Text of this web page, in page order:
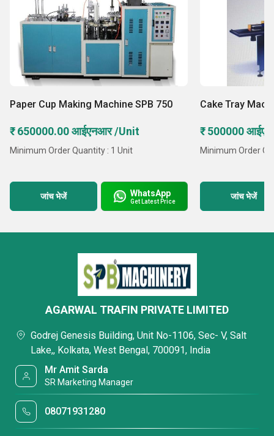
Paper Cup Making Machine SPB 750
₹ 650000.00 आईएनआर /Unit
Minimum Order Quantity : 1 Unit
जांच भेजें WhatsApp
Get Latest Price
Cake Tray
₹ 500000
Minimum Order
जांच भेजें
AGARWAL TRAFIN PRIVATE LIMITED
Godrej Genesis Building, Unit No-1106, Sec- V, Salt
Lake,, Kolkata, West Bengal, 700091, India
Mr Amit Sarda
SR Marketing Manager
08071931280